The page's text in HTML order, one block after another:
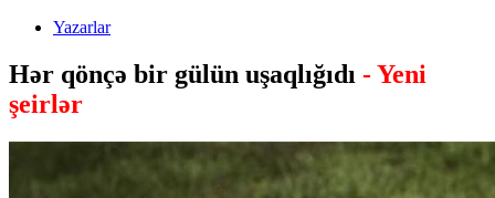
Yazarlar
Hər qönçə bir gülün uşaqlığıdı - Yeni
şeirlər